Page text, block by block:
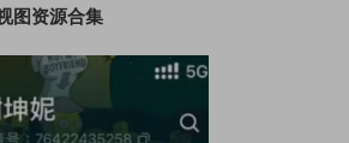
图资源合集